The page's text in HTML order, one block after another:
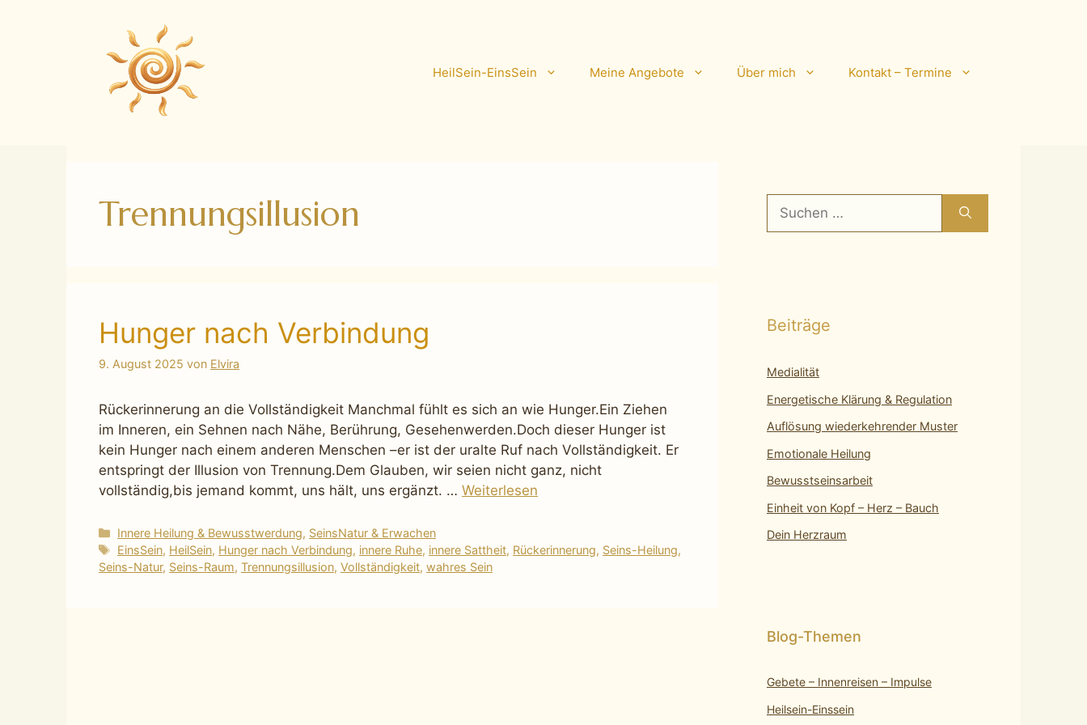
HeilSein-EinsSein Meine Angebote Über mich Kontakt – Termine
Trennungsillusion
Hunger nach Verbindung
9. August 2025 von Elvira
Rückerinnerung an die Vollständigkeit Manchmal fühlt es sich an wie Hunger.Ein Ziehen
im Inneren, ein Sehnen nach Nähe, Berührung, Gesehenwerden.Doch dieser Hunger ist
kein Hunger nach einem anderen Menschen –er ist der uralte Ruf nach Vollständigkeit. Er
entspringt der Illusion von Trennung.Dem Glauben, wir seien nicht ganz, nicht
vollständig,bis jemand kommt, uns hält, uns ergänzt. … Weiterlesen
Kategorien
Innere Heilung & Bewusstwerdung, SeinsNatur & Erwachen
Schlagwörter
EinsSein, HeilSein, Hunger nach Verbindung, innere Ruhe, innere Sattheit, Rückerinnerung, Seins-Heilung,
Seins-Natur, Seins-Raum, Trennungsillusion, Vollständigkeit, wahres Sein
Suchen
nach:
Beiträge
Medialität
Energetische Klärung & Regulation
Auflösung wiederkehrender Muster
Emotionale Heilung
Bewusstseinsarbeit
Einheit von Kopf – Herz – Bauch
Dein Herzraum
Gebete – Innenreisen – Impulse
Heilsein-Einssein